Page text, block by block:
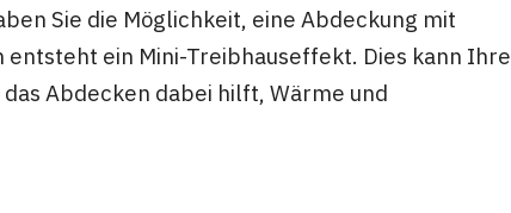
Sie die Möglichkeit, eine Abdeckung mit
ein Mini-Treibhauseffekt. Dies kann Ihre
Abdecken dabei hilft, Wärme und